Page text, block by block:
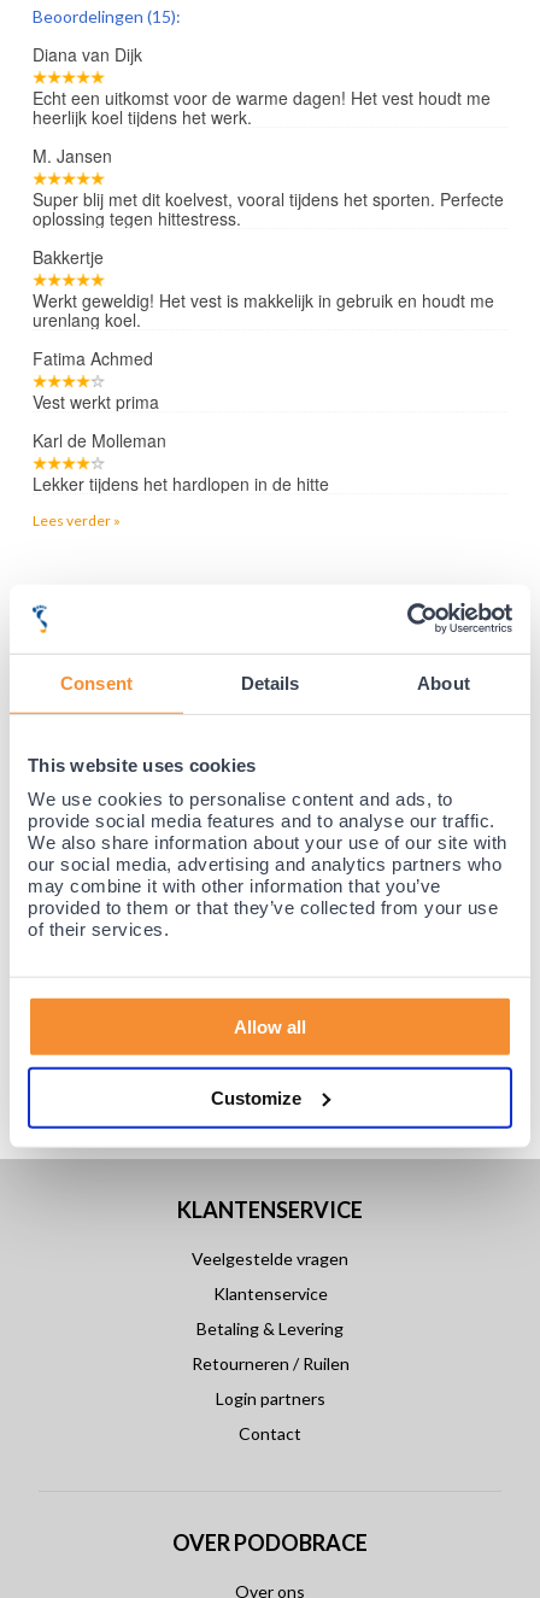
Consent Details About
This website uses cookies
We use cookies to personalise content and ads, to
provide social media features and to analyse our traffic.
We also share information about your use of our site with
our social media, advertising and analytics partners who
may combine it with other information that you’ve
provided to them or that they’ve collected from your use
of their services.
Allow all
Customize
Beoordelingen (15):
Diana van Dijk
Echt een uitkomst voor de warme dagen! Het vest houdt me
heerlijk koel tijdens het werk.
M. Jansen
Super blij met dit koelvest, vooral tijdens het sporten. Perfecte
oplossing tegen hittestress.
Bakkertje
Werkt geweldig! Het vest is makkelijk in gebruik en houdt me
urenlang koel.
Fatima Achmed
Vest werkt prima
Karl de Molleman
Lekker tijdens het hardlopen in de hitte
Lees verder »
Gratis verzending vanaf €50,-
Gratis retourneren en 14 dagen uitproberen!
KLANTENSERVICE
Veelgestelde vragen
Klantenservice
Betaling & Levering
Retourneren / Ruilen
Login partners
Contact
OVER PODOBRACE
Over ons